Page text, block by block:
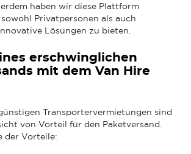
haben wir diese Plattform
Privatpersonen als auch
Lösungen zu bieten.
erschwinglichen
mit dem Van Hire
Transportervermietungen sind
von Vorteil für den Paketversand.
der Vorteile: